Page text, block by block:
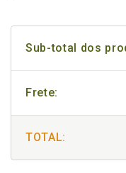
Sub-total dos
Frete:
TOTAL: